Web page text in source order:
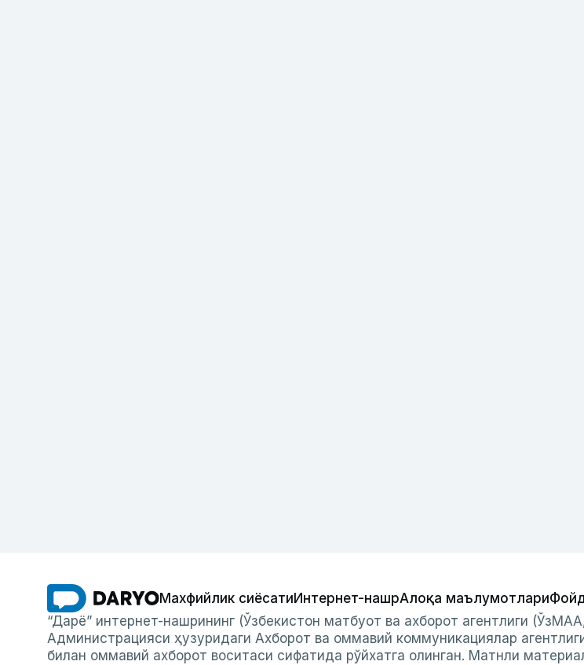
Махфийлик сиёсатиИнтернет-нашрАлоқа маълумотлари
“Дарё” интернет-нашрининг (Ўзбекистон матбуот ва ахборот агентлиги
Администрацияси ҳузуридаги Ахборот ва оммавий коммуникациялар
билан оммавий ахборот воситаси сифатида рўйхатга олинган. Матнли